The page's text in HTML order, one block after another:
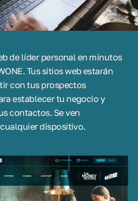
de líder personal en minutos
Tus sitios web estarán
con tus prospectos
establecer tu negocio y
contactos. Se ven
dispositivo.